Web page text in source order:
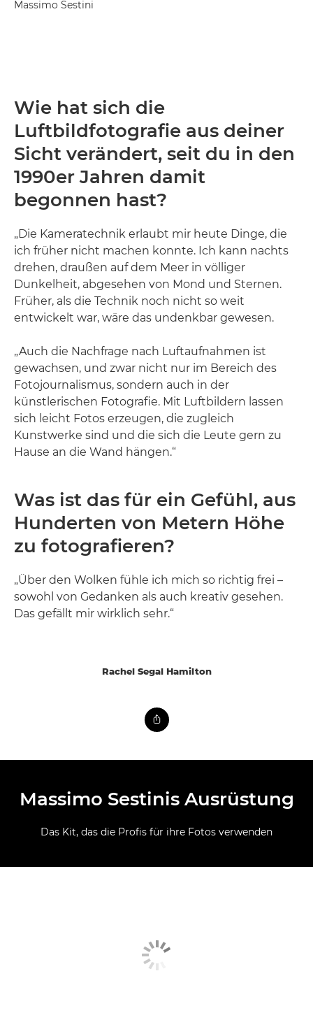
Massimo Sestini
Wie hat sich die
Luftbildfotografie aus deiner
Sicht verändert, seit du in den
1990er Jahren damit
begonnen hast?
„Die Kameratechnik erlaubt mir heute Dinge, die
ich früher nicht machen konnte. Ich kann nachts
drehen, draußen auf dem Meer in völliger
Dunkelheit, abgesehen von Mond und Sternen.
Früher, als die Technik noch nicht so weit
entwickelt war, wäre das undenkbar gewesen.
„Auch die Nachfrage nach Luftaufnahmen ist
gewachsen, und zwar nicht nur im Bereich des
Fotojournalismus, sondern auch in der
künstlerischen Fotografie. Mit Luftbildern lassen
sich leicht Fotos erzeugen, die zugleich
Kunstwerke sind und die sich die Leute gern zu
Hause an die Wand hängen.“
Was ist das für ein Gefühl, aus
Hunderten von Metern Höhe
zu fotografieren?
„Über den Wolken fühle ich mich so richtig frei –
sowohl von Gedanken als auch kreativ gesehen.
Das gefällt mir wirklich sehr.“
Rachel Segal Hamilton
Massimo Sestinis Ausrüstung
Das Kit, das die Profis für ihre Fotos verwenden